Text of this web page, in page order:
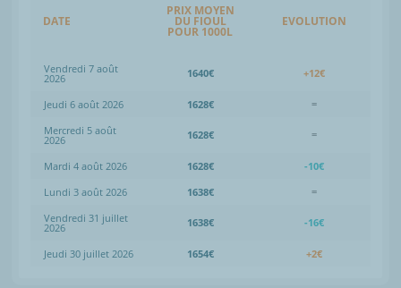
DATE
PRIX MOYEN
DU FIOUL
POUR 1000L
EVOLUTION
Vendredi 7 août
2026 1640€ +12€
Jeudi 6 août 2026 1628€
=
Mercredi 5 août
2026 1628€ =
Mardi 4 août 2026 1628€
-10€
Lundi 3 août 2026
1638€
=
Vendredi 31 juillet
2026 1638€ -16€
Jeudi 30 juillet 2026 1654€ +2€